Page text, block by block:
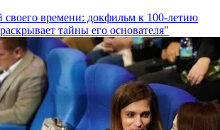
своего времени: докфильм к 100-летию
тайны его основателя"